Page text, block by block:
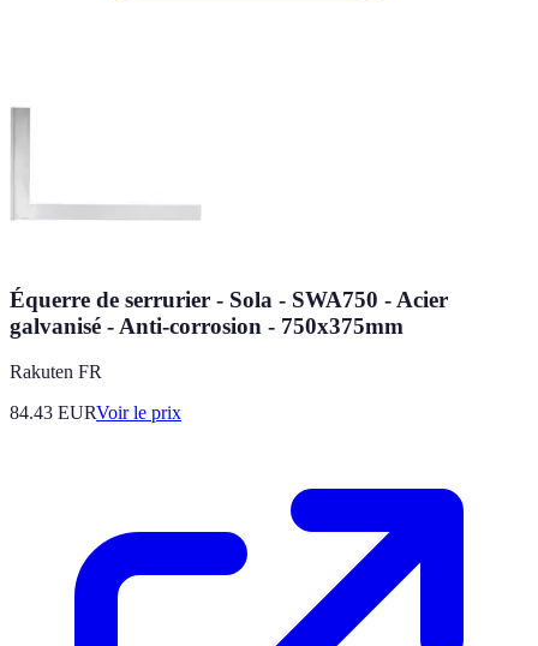
Équerre de serrurier - Sola - SWA750 - Acier
galvanisé - Anti-corrosion - 750x375mm
Rakuten FR
84.43 EURVoir le prix